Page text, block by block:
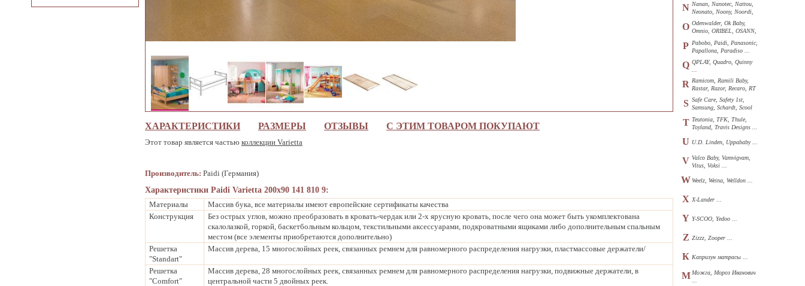
ХАРАКТЕРИСТИКИ РАЗМЕРЫ ОТЗЫВЫ С ЭТИМ ТОВАРОМ ПОКУПАЮТ
Этот товар является частью коллекции Varietta
Производитель: Paidi (Германия)
Характеристики Paidi Varietta 200x90 141 810 9:
Материалы
Массив бука, все материалы имеют европейские сертификаты качества
Конструкция
Без острых углов, можно преобразовать в кровать-чердак или 2-х ярусную кровать, после чего она может быть укомплектована
скалолазкой, горкой, баскетбольным кольцом, текстильными аксессуарами, подкроватными ящиками либо дополнительным спальным
местом (все элементы приобретаются дополнительно)
Решетка
"Standart"
Массив дерева, 15 многослойных реек, связанных ремнем для равномерного распределения нагрузки, пластмассовые держатели/
Решетка
"Comfort"
Массив дерева, 28 многослойных реек, связанных ремнем для равномерного распределения нагрузки, подвижные держатели, в
центральной части 5 двойных реек.
N Nanan, Nanotec, Nattou,
Neonato, Noony, Noordi,
O Odenwalder, Ok Baby,
Omnio, ORIBEL, OSANN,
P Pabobo, Paidi, Panasonic,
Papallona, Paradiso ...
Q QPLAY, Quadro, Quinny
R Ramicom, Ramili Baby,
Rastar, Razor, Recaro, RT
S Safe Care, Safety 1st,
Samsung, Schardt, Scool
T Teutonia, TFK, Thule,
Toyland, Travis Designs ...
U U.D. Linden, Uppababy ...
V Valco Baby, Vamvigvam,
Vitus, Voksi ...
WWeelz, Weina, Welldon ...
X X-Lander ...
Y Y-SCOO, Yedoo ...
Z Zizzz, Zooper ...
К Капризун матрасы ...
М Можга, Мороз Иванович